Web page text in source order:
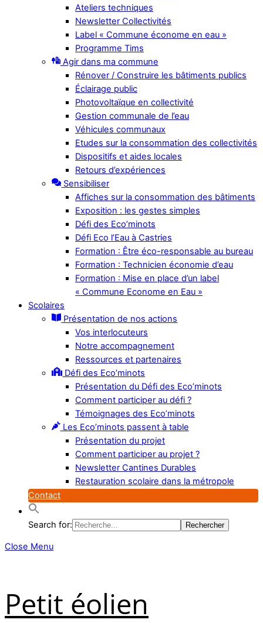
Ateliers techniques
Newsletter Collectivités
Label « Commune économe en eau »
Programme Tims
Agir dans ma commune
Rénover / Construire les bâtiments publics
Éclairage public
Photovoltaïque en collectivité
Gestion communale de l’eau
Véhicules communaux
Etudes sur la consommation des collectivités
Dispositifs et aides locales
Retours d’expériences
Sensibiliser
Affiches sur la consommation des bâtiments
Exposition : les gestes simples
Défi des Eco’minots
Défi Eco l’Eau à Castries
Formation : Être éco-responsable au bureau
Formation : Technicien économie d’eau
Formation : Mise en place d’un label
« Commune Econome en Eau »
Scolaires
Présentation de nos actions
Vos interlocuteurs
Notre accompagnement
Ressources et partenaires
Défi des Eco’minots
Présentation du Défi des Eco’minots
Comment participer au défi ?
Témoignages des Eco’minots
Les Eco’minots passent à table
Présentation du projet
Comment participer au projet ?
Newsletter Cantines Durables
Restauration scolaire dans la métropole
Contact
Search for:
Close Menu
Petit éolien